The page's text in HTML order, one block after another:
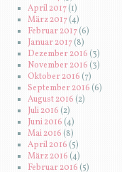
April 2017(1)
März 2017(4)
Februar 2017(6)
Januar 2017(8)
Dezember 2016 (3)
November 2016 (3)
Oktober 2016 (7)
September 2016 (6)
August 2016(2)
Juli 2016 (2)
Juni 2016 (4)
Mai 2016 (8)
April 2016 (5)
März 2016 (4)
Februar 2016(5)